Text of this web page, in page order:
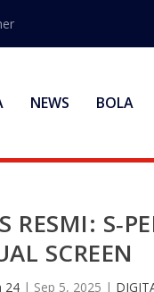
NEWS BOLA
RESMI:
SCREEN
24 | Sep 5, 2025 |